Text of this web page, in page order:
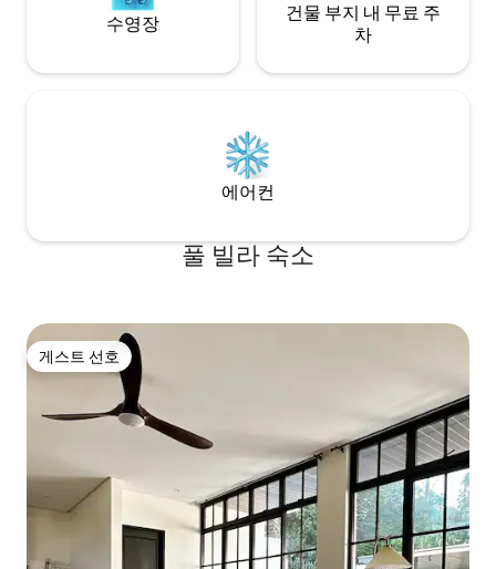
수영장
건물 부지 내 무료 주
차
에어컨
풀 빌라 숙소
게스트 선호
게스트 선호